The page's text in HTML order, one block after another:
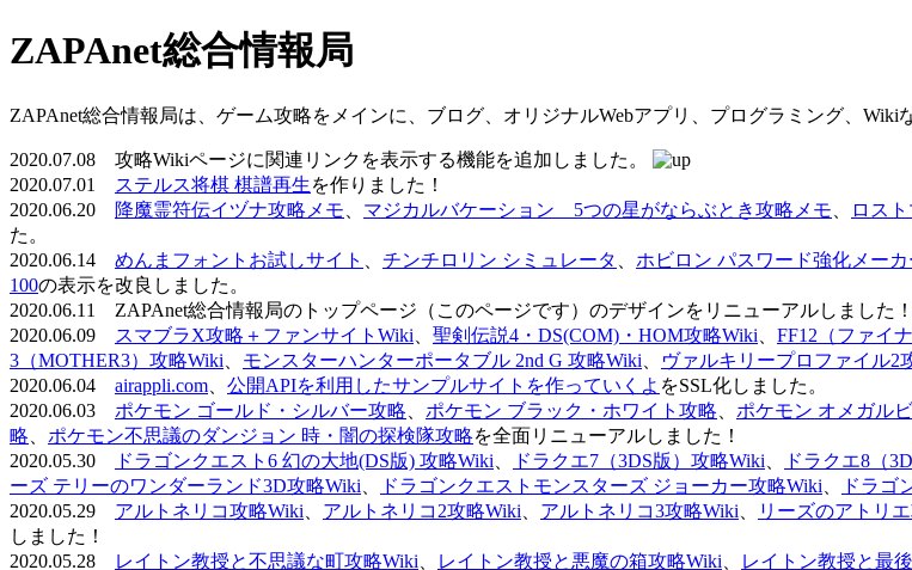
ZAPAnet総合情報局
ZAPAnet総合情報局は、ゲーム攻略をメインに、ブログ、オリジナルWebアプリ、プログラミング、Wiki
2020.07.08 攻略Wikiページに関連リンクを表示する機能を追加しました。
2020.07.01
ステルス将棋 棋譜再生を作りました！
2020.06.20
降魔霊符伝イヅナ攻略メモ マジカルバケーション 5つの星がならぶとき攻略メモ ロス
た。
2020.06.14 めんまフォントお試しサイト チンチロリン シミュレータ ホビロン パスワード強化メーカ
100の表示を改良しました。
2020.06.11 ZAPAnet総合情報局のトップページ（このページです）のデザインをリニューアルしました！
2020.06.09
スマブラX攻略＋ファンサイトWiki 聖剣伝説4・DS(COM)・HOM攻略Wiki FF12（ファイ
3（MOTHER3）攻略Wiki
モンスターハンターポータブル 2nd G 攻略Wiki ヴァルキリープロファイル2
2020.06.04 airappli.com 公開APIを利用したサンプルサイトを作っていくよ をSSL化しました。
2020.06.03 ポケモン ゴールド・シルバー攻略 ポケモン ブラック・ホワイト攻略 ポケモン オメガル
略
ポケモン不思議のダンジョン 時・闇の探検隊攻略を全面リニューアルしました！
2020.05.30
ドラゴンクエスト6 幻の大地(DS版) 攻略Wiki ドラクエ7（3DS版）攻略Wiki ドラクエ8（
ーズ テリーのワンダーランド3D攻略Wiki
ドラゴンクエストモンスターズ ジョーカー攻略Wiki ドラゴ
2020.05.29 アルトネリコ攻略Wiki アルトネリコ2攻略Wiki アルトネリコ3攻略Wiki リーズのアトリ
しました！
2020.05.28
レイトン教授と不思議な町攻略Wiki レイトン教授と悪魔の箱攻略Wiki レイトン教授と最